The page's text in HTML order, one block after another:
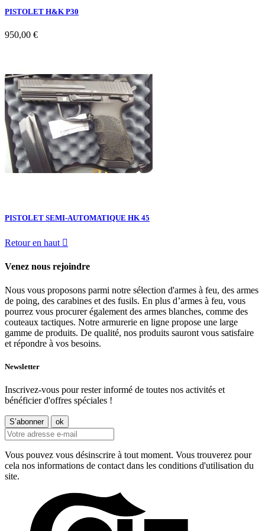
PISTOLET H&K P30
950,00 €
PISTOLET SEMI-AUTOMATIQUE HK 45
Retour en haut 
Venez nous rejoindre
Nous vous proposons parmi notre sélection d'armes à feu, des armes
de poing, des carabines et des fusils. En plus d’armes à feu, vous
pourrez vous procurer également des armes blanches, comme des
couteaux tactiques. Notre armurerie en ligne propose une large
gamme de produits. De qualité, nos produits sauront vous satisfaire
et répondre à vos besoins.
Newsletter
Inscrivez-vous pour rester informé de toutes nos activités et
bénéficier d'offres spéciales !
Vous pouvez vous désinscrire à tout moment. Vous trouverez pour
cela nos informations de contact dans les conditions d'utilisation du
site.